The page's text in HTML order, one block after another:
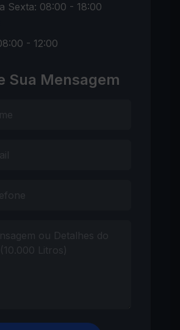
Sexta: 08:00 - 18:00
- 12:00
Sua Mensagem